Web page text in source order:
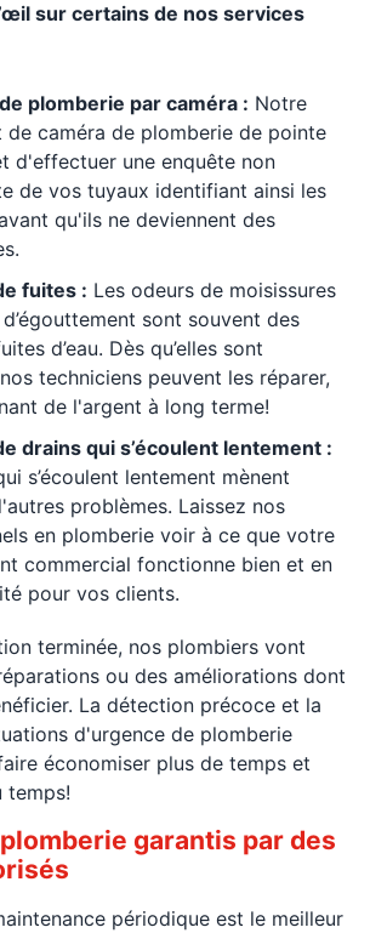
sur certains de nos services
plomberie par caméra : Notre
de caméra de plomberie de pointe
d'effectuer une enquête non
de vos tuyaux identifiant ainsi les
qu'ils ne deviennent des
fuites : Les odeurs de moisissures
sont souvent des
d’eau. Dès qu’elles sont
techniciens peuvent les réparer,
de l'argent à long terme!
drains qui s’écoulent lentement :
s’écoulent lentement mènent
problèmes. Laissez nos
en plomberie voir à ce que votre
commercial fonctionne bien et en
pour vos clients.
terminée, nos plombiers vont
ou des améliorations dont
La détection précoce et la
d'urgence de plomberie
économiser plus de temps et
temps!
garantis par des
périodique est le meilleur